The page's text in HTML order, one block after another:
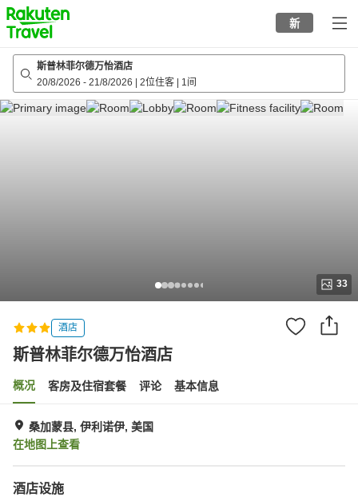
to
top
page
新
斯普林菲尔德万怡酒店
20/8/2026 - 21/8/2026 2位住客 1间
33
酒店
斯普林菲尔德万怡酒店
概况 客房及住宿套餐 评论 基本信息
桑加蒙县, 伊利诺伊, 美国
在地图上查看
酒店设施